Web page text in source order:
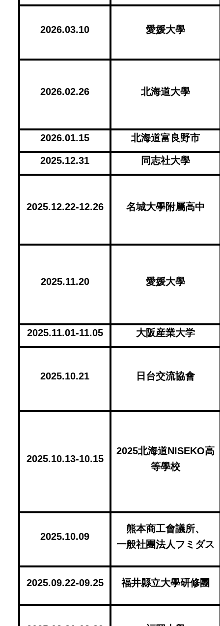
2026.03.10 愛媛大學
2026.02.26 北海道大學
2026.01.15 北海道富良野市
2025.12.31 同志社大學
2025.12.22-12.26 名城大學附屬高中
2025.11.20 愛媛大學
2025.11.01-11.05 大阪産業大学
2025.10.21 日台交流協會
2025.10.13-10.15
2025北海道NISEKO高
等學校
2025.10.09
熊本商工會議所、
一般社團法人フミダス
2025.09.22-09.25 福井縣立大學研修團